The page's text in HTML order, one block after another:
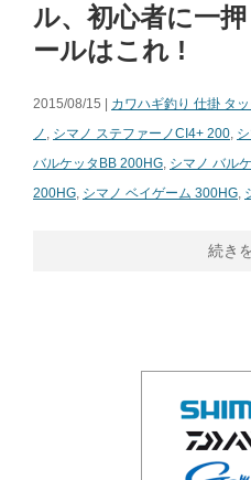
ル、初心者に一
ールはこれ !
2015/08/15 | カワハギ釣り 仕掛 タ
ノ , シマノ ステファーノCI4+ 200,
バルケッタBB 200HG, シマノ バル
200HG, シマノ ベイゲーム 300HG,
続き